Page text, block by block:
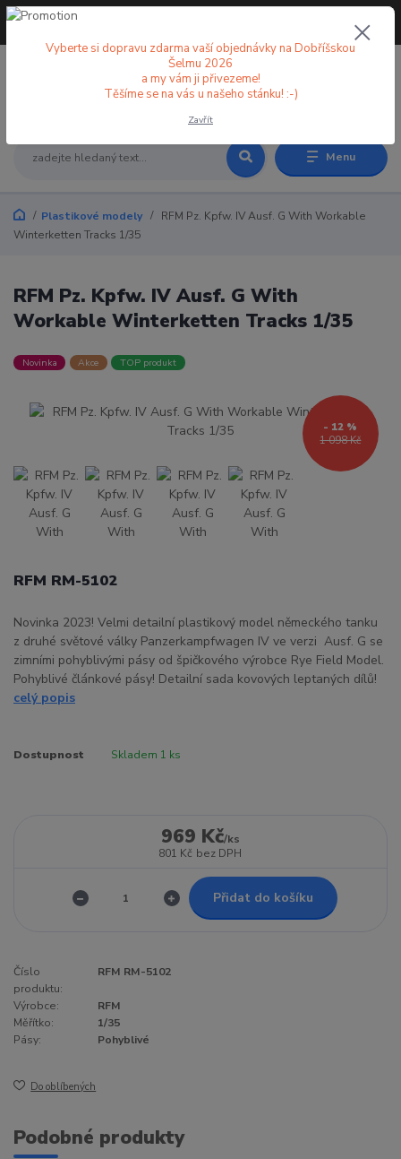
Menu
+420 773 998 582
Plastikové modely
RFM Pz. Kpfw. IV Ausf. G With Workable
Winterketten Tracks 1/35
RFM Pz. Kpfw. IV Ausf. G With
Workable Winterketten Tracks 1/35
Novinka Akce TOP produkt
1 098 Kč
- 12 %
RFM RM-5102
Novinka 2023! Velmi detailní plastikový model německého tanku
z druhé světové války Panzerkampfwagen IV ve verzi Ausf. G se
zimními pohyblivými pásy od špičkového výrobce Rye Field Model.
Pohyblivé článkové pásy! Detailní sada kovových leptaných dílů!
celý popis
Dostupnost Skladem 1 ks
969 Kč/ks
801 Kč bez DPH
Přidat do košíku
Číslo
produktu:
RFM RM-5102
Výrobce:
RFM
Měřítko:
1/35
Pásy:
Pohyblivé
Do oblíbených
Podobné produkty
Vyberte si dopravu zdarma vaší objednávky na Dobříšskou
Šelmu 2026
a my vám ji přivezeme!
Těšíme se na vás u našeho stánku! :-)
Zavřít